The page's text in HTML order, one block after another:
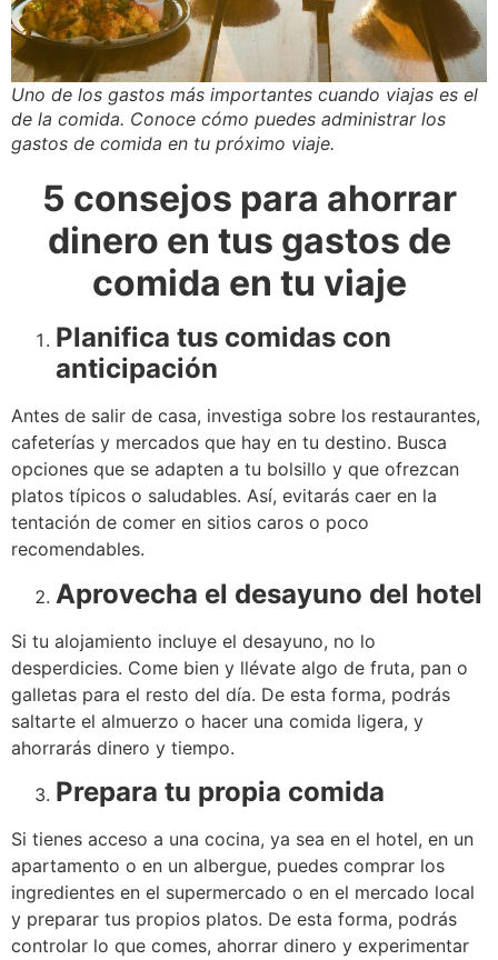
Uno de los gastos más importantes cuando viajas es el
de la comida. Conoce cómo puedes administrar los
gastos de comida en tu próximo viaje.
5 consejos para ahorrar
dinero en tus gastos de
comida en tu viaje
Planifica tus comidas con
anticipación
Antes de salir de casa, investiga sobre los restaurantes,
cafeterías y mercados que hay en tu destino. Busca
opciones que se adapten a tu bolsillo y que ofrezcan
platos típicos o saludables. Así, evitarás caer en la
tentación de comer en sitios caros o poco
recomendables.
Aprovecha el desayuno del hotel
Si tu alojamiento incluye el desayuno, no lo
desperdicies. Come bien y llévate algo de fruta, pan o
galletas para el resto del día. De esta forma, podrás
saltarte el almuerzo o hacer una comida ligera, y
ahorrarás dinero y tiempo.
Prepara tu propia comida
Si tienes acceso a una cocina, ya sea en el hotel, en un
apartamento o en un albergue, puedes comprar los
ingredientes en el supermercado o en el mercado local
y preparar tus propios platos. De esta forma, podrás
controlar lo que comes, ahorrar dinero y experimentar